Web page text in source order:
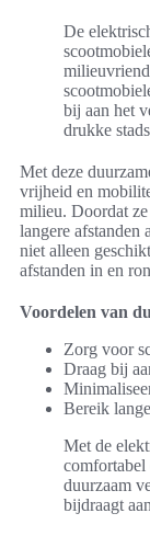
De
bij aan het
drukke
Met deze
vrijheid en
milieu. Doordat
langere afstanden
niet alleen
afstanden in en
Voordelen van
Zorg voor
Draag bij
Bereik
Met de
comfortabel
duurzaam
bijdraagt